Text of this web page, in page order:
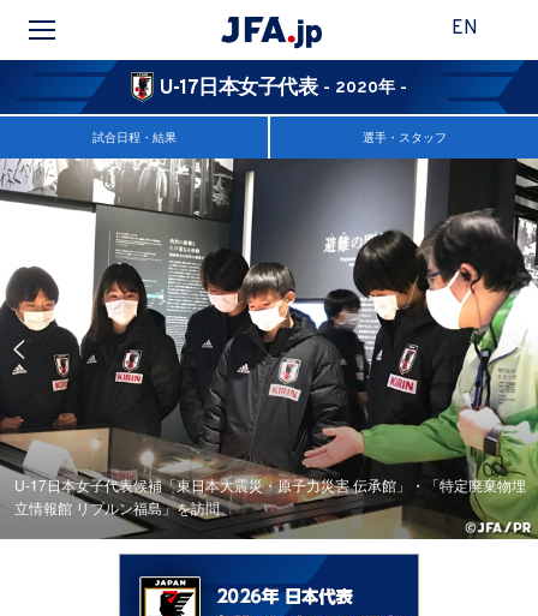
EN
U-17日本女子代表 - 2020年 -
試合日程・結果 選手・スタッフ
U-17日本女子代表候補「東日本大震災・原子力災害 伝承館」・「特定廃棄物埋
立情報館 リプルン福島」を訪問